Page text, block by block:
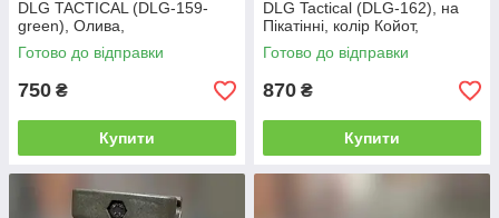
DLG TACTICAL (DLG-159-
green), Олива,
горизонтальна, упор на цівку
на планку Вівер/Пікатінні
Готово до відправки
750 ₴
Купити
DLG Tactical (DLG-162), на
Пікатінні, колір Койот,
прогумована
Готово до відправки
870 ₴
Купити